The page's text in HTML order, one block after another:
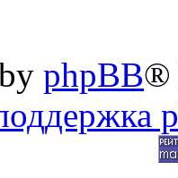
phpBB®